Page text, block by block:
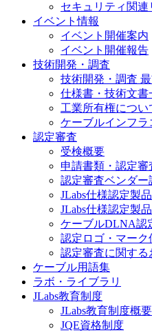
セキュリティ関連
イベント情報
イベント開催案内
イベント開催報告
技術開発・調査
技術開発・調査
仕様書・技術文書
工業所有権につい
ケーブルインフラ
認定審査
受検概要
申請書類・認定審
認定審査ベンダー
JLabs仕様認定製
JLabs仕様認定製
ケーブルDLNA認
認定ロゴ・マー
認定審査に関する
ケーブル用語集
ラボ・ライブラリ
JLabs教育制度
JLabs教育制度概要
JQE資格制度